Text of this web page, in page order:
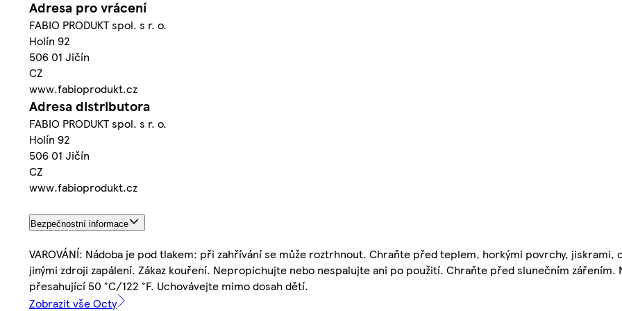
Adresa pro vrácení
FABIO PRODUKT spol. s r. o.
Holín 92
506 01 Jičín
CZ
www.fabioprodukt.cz
Adresa distributora
FABIO PRODUKT spol. s r. o.
Holín 92
506 01 Jičín
CZ
www.fabioprodukt.cz
Bezpečnostní informace
VAROVÁNÍ: Nádoba je pod tlakem: při zahřívání se může roztrhnout. Chraňte před teplem, horkými povrchy, jiskrami,
jinými zdroji zapálení. Zákaz kouření. Nepropichujte nebo nespalujte ani po použití. Chraňte před slunečním
přesahující 50 °C/122 °F. Uchovávejte mimo dosah dětí.
Zobrazit vše Octy